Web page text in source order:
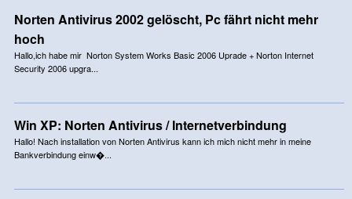
Norten Antivirus 2002 gelöscht, Pc fährt nicht mehr
hoch
Hallo,ich habe mir Norton System Works Basic 2006 Uprade + Norton Internet
Security 2006 upgra...
Win XP: Norten Antivirus / Internetverbindung
Hallo! Nach installation von Norten Antivirus kann ich mich nicht mehr in meine
Bankverbindung einw�...